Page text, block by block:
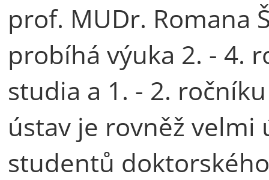
prof. MUDr. Romana
probíhá výuka 2. - 4.
studia a 1. - 2.
ústav je rovněž velmi
studentů